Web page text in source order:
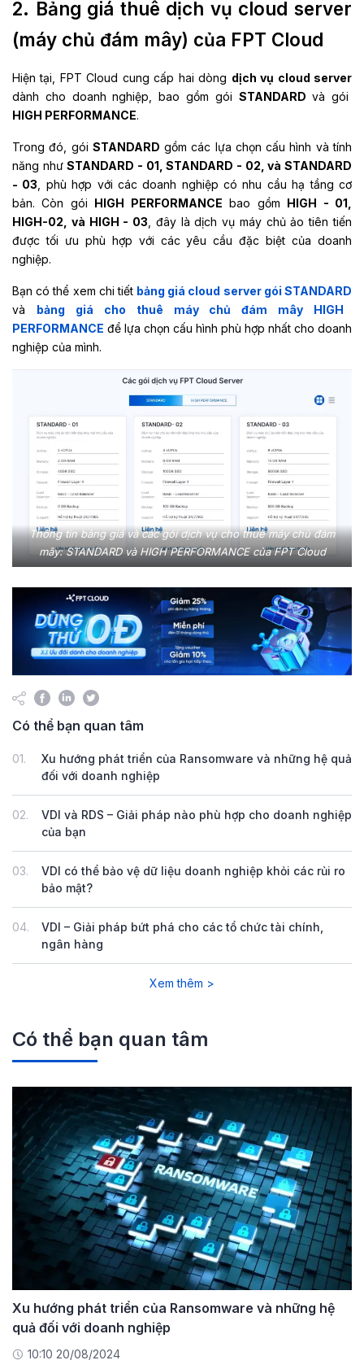
2. Bảng giá thuê dịch vụ cloud server
(máy chủ đám mây) của FPT Cloud
Hiện tại, FPT Cloud cung cấp hai dòng dịch vụ cloud server
dành cho doanh nghiệp, bao gồm gói STANDARD và gói
HIGH PERFORMANCE.
Trong đó, gói STANDARD gồm các lựa chọn cấu hình và tính
năng nhưSTANDARD - 01, STANDARD - 02, và STANDARD
- 03 , phù hợp với các doanh nghiệp có nhu cầu hạ tầng cơ
bản. Còn gói HIGH PERFORMANCE bao gồm HIGH - 01,
HIGH-02, và HIGH - 03 , đây là dịch vụ máy chủ ảo tiên tiến
được tối ưu phù hợp với các yêu cầu đặc biệt của doanh
nghiệp.
Bạn có thể xem chi tiết bảng giá cloud server gói STANDARD
và bảng giá cho thuê máy chủ đám mây HIGH
PERFORMANCE để lựa chọn cấu hình phù hợp nhất cho doanh
nghiệp của mình.
Thông tin bảng giá và các gói dịch vụ cho thuê máy chủ đám
mây: STANDARD và HIGH PERFORMANCE của FPT Cloud
Có thể bạn quan tâm
01.
Xu hướng phát triển của Ransomware và những hệ quả
đối với doanh nghiệp
02.
VDI và RDS – Giải pháp nào phù hợp cho doanh nghiệp
của bạn
03.
VDI có thể bảo vệ dữ liệu doanh nghiệp khỏi các rủi ro
bảo mật?
04.
VDI – Giải pháp bứt phá cho các tổ chức tài chính,
ngân hàng
Xem thêm >
Có thể bạn quan tâm
Xu hướng phát triển của Ransomware và những hệ
quả đối với doanh nghiệp
10:10 20/08/2024